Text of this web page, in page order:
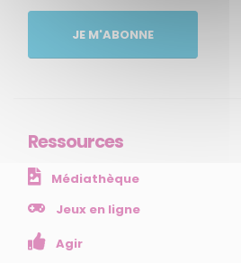
JE M'ABONNE
Ressources
Médiathèque
Jeux en ligne
Agir
NOS SERVICES
Presse
Collectivités
Mesures réglementaires